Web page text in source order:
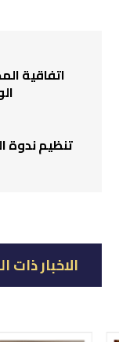
اتفاقية
تنظيم ندوة
الاخبار ذات